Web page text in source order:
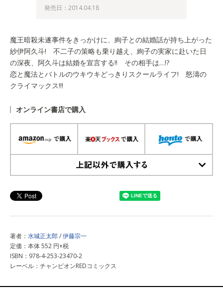
発売日：2014.04.18
魔王暗殺未遂事件をきっかけに、絢子との結婚話が持ち上がった
紗伊阿久斗! 不二子の策略も乗り越え、絢子の実家に赴いた日
の深夜、阿久斗は結婚を宣言する!! その相手は…!?
恋と魔法とバトルのウキウキどっきりスクールライフ! 怒濤の
クライマックス!!!
オンライン書店で購入
著者： 水城正太郎/伊藤宗一
定価：本体 552 円+税
ISBN：978-4-253-23470-2
レーベル：チャンピオンREDコミックス